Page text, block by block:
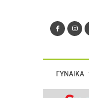
ΓΥΝΑΙΚΑ